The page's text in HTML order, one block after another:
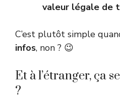
valeur légale de
C’est plutôt simple
infos, non ? 😉
Et à l’étranger, ça
?